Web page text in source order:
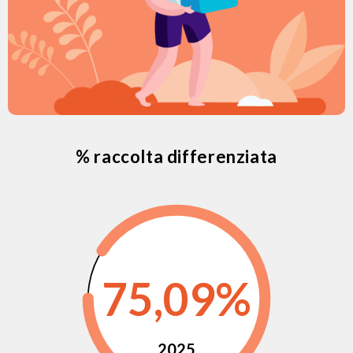
% raccolta differenziata
75,09%
2025